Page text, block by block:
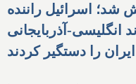
شد؛ اسرائیل راننده
انگلیسی-آذربایجانی
را دستگیر کردند